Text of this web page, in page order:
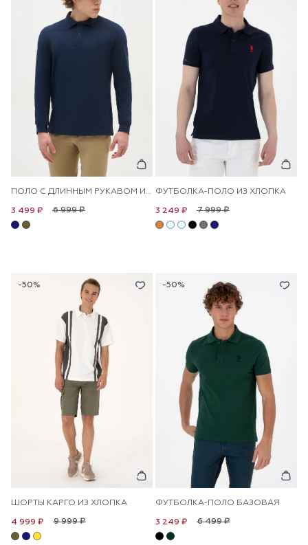
ПОЛО С ДЛИННЫМ РУКАВОМ ИЗ ХЛОПКА
6 999 ₽
3 499 ₽
ФУТБОЛКА-ПОЛО ИЗ ХЛОПКА
7 999 ₽
3 249 ₽
-50%
ШОРТЫ КАРГО ИЗ ХЛОПКА
9 999 ₽
4 999 ₽
-50%
ФУТБОЛКА-ПОЛО БАЗОВАЯ
6 499 ₽
3 249 ₽